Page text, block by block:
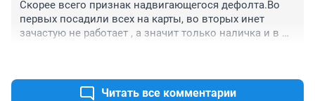
Скорее всего признак надвигающегося дефолта.Во
первых посадили всех на карты, во вторых инет
зачастую не работает , а значит только наличка и в
Читать все комментарии